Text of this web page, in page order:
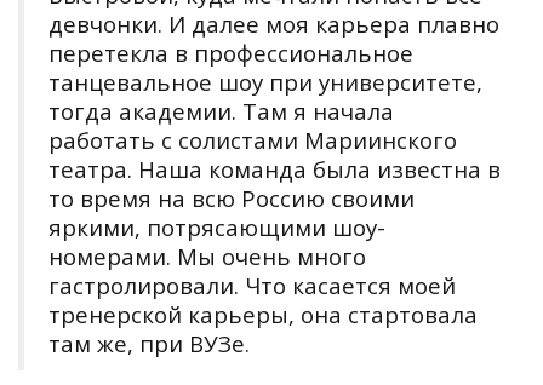
девчонки. И далее моя карьера плавно
перетекла в профессиональное
танцевальное шоу при университете,
тогда академии. Там я начала
работать с солистами Мариинского
театра. Наша команда была известна в
то время на всю Россию своими
яркими, потрясающими шоу-
номерами. Мы очень много
гастролировали. Что касается моей
тренерской карьеры, она стартовала
там же, при ВУЗе.